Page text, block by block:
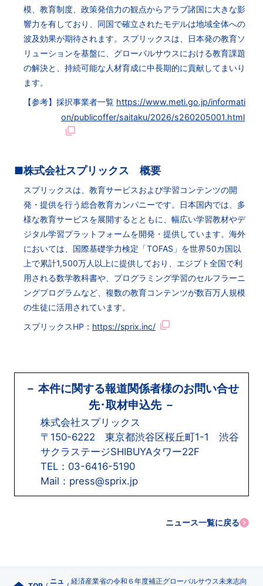
模、教育制度、政策発信力の観点からアラブ諸国に大きな影
響力を有しており、同国で確立されたモデルは地域全体への
波及効果が期待されます。スプリックスは、日本発の教育ソ
リューションを基盤に、グローバルサウスにおける教育課題
の解決と、持続可能な人材育成に中長期的に貢献してまいり
ます。
【参考】採択事業者一覧 https://www.meti.go.jp/informati
on/publicoffer/saitaku/2026/s260205001.html
■株式会社スプリックス 概要
スプリックスは、教育サービスおよび学習コンテンツの開
発・提供を行う総合教育カンパニーです。日本国内では、多
様な教育サービスを展開するとともに、幅広い学習教材やデ
ジタル学習プラットフォームを開発・提供しています。海外
においては、国際基礎学力検定「TOFAS」を世界50カ国以
上で累計1,500万人以上に提供しており、エジプト全国で利
用される数学教科書や、プログラミング学習のセルフラーニ
ングプログラムなど、複数の教育コンテンツが数百万人規模
の生徒に活用されています。
スプリックスHP： https://sprix.inc/
－ 本件に関する報道関係者様のお問い合せ
先･取材申込先 －
株式会社スプリックス
〒150-6222 東京都渋谷区桜丘町1-1 渋谷
サクラステージSHIBUYAタワー22F
TEL：03-6416-5190
Mail：press@sprix.jp
ニュース一覧に戻る
ニュ
経済産業省の令和６年度補正グローバルサウス未来志向